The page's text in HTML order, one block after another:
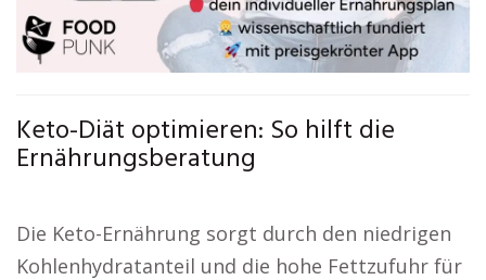
Keto-Diät optimieren: So hilft die
Ernährungsberatung
Die Keto-Ernährung sorgt durch den niedrigen
Kohlenhydratanteil und die hohe Fettzufuhr für